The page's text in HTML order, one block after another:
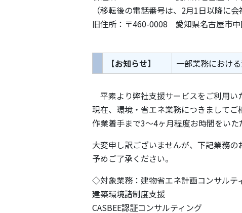
（移転後の電話番号は、2月1日以降に
旧住所：〒460-0008 愛知県名古屋市中
【お知らせ】 一部業務におけ
平素より弊社支援サービスをご利用い
現在、環境・省エネ業務につきましてご
作業着手まで3～4ヶ月程度お時間をいた
大変申し訳ございませんが、下記業務の
予めご了承ください。
◇対象業務：建物省エネ計画コンサルテ
建築環境諸制度支援
CASBEE認証コンサルティング